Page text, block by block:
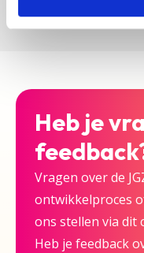
Heb je
Vragen over de
ontwikkelproces
ons stellen via dit
Heb je feedback